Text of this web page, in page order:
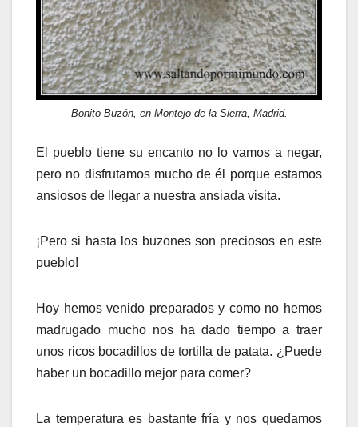
Bonito Buzón, en Montejo de la Sierra, Madrid.
El pueblo tiene su encanto no lo vamos a negar,
pero no disfrutamos mucho de él porque estamos
ansiosos de llegar a nuestra ansiada visita.
¡Pero si hasta los buzones son preciosos en este
pueblo!
Hoy hemos venido preparados y como no hemos
madrugado mucho nos ha dado tiempo a traer
unos ricos bocadillos de tortilla de patata. ¿Puede
haber un bocadillo mejor para comer?
La temperatura es bastante fría y nos quedamos